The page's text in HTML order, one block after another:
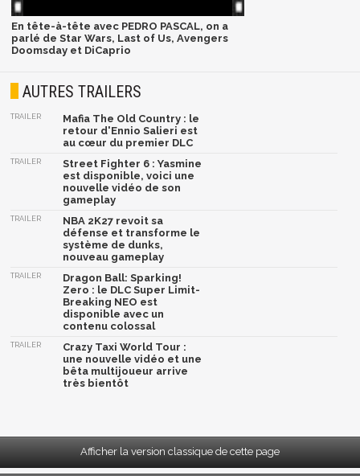
En tête-à-tête avec PEDRO PASCAL, on a
parlé de Star Wars, Last of Us, Avengers
Doomsday et DiCaprio
AUTRES TRAILERS
TRAILER
Mafia The Old Country : le
retour d'Ennio Salieri est
au cœur du premier DLC
TRAILER
Street Fighter 6 : Yasmine
est disponible, voici une
nouvelle vidéo de son
gameplay
TRAILER
NBA 2K27 revoit sa
défense et transforme le
système de dunks,
nouveau gameplay
TRAILER
Dragon Ball: Sparking!
Zero : le DLC Super Limit-
Breaking NEO est
disponible avec un
contenu colossal
TRAILER
Crazy Taxi World Tour :
une nouvelle vidéo et une
bêta multijoueur arrive
très bientôt
Afficher la version classique de cette page